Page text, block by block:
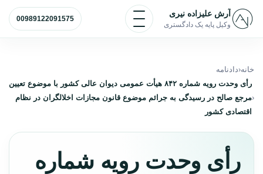
پرش به محتوا
آرش علیزاده نیری
وکیل پایه یک دادگستری
باز و بسته کردن منو
00989122091575
خانه دادنامه
رأی وحدت رویه شماره ۸۴۲ هیأت عمومی دیوان عالی کشور با موضوع تعیین
مرجع صالح در رسیدگی به جرائم موضوع قانون مجازات اخلالگران در نظام
اقتصادی کشور
رأی وحدت رویه شماره